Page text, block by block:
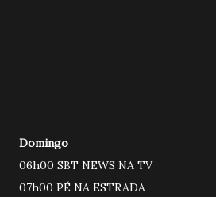
Domingo
06h00 SBT NEWS
07h00 PÉ NA